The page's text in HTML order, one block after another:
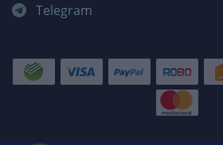
Telegram